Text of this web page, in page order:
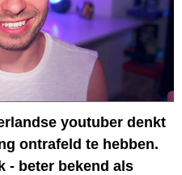
youtuber denkt
ontrafeld te hebben.
- beter bekend als